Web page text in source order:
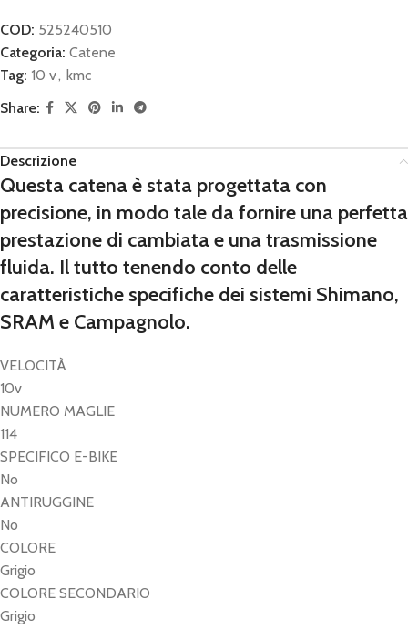
COD: 525240510
Categoria: Catene
Tag: 10 v, kmc
Share:
Descrizione
Questa catena è stata progettata con
precisione, in modo tale da fornire una perfetta
prestazione di cambiata e una trasmissione
fluida. Il tutto tenendo conto delle
caratteristiche specifiche dei sistemi Shimano,
SRAM e Campagnolo.
VELOCITÀ
10v
NUMERO MAGLIE
114
SPECIFICO E-BIKE
No
ANTIRUGGINE
No
COLORE
Grigio
COLORE SECONDARIO
Grigio